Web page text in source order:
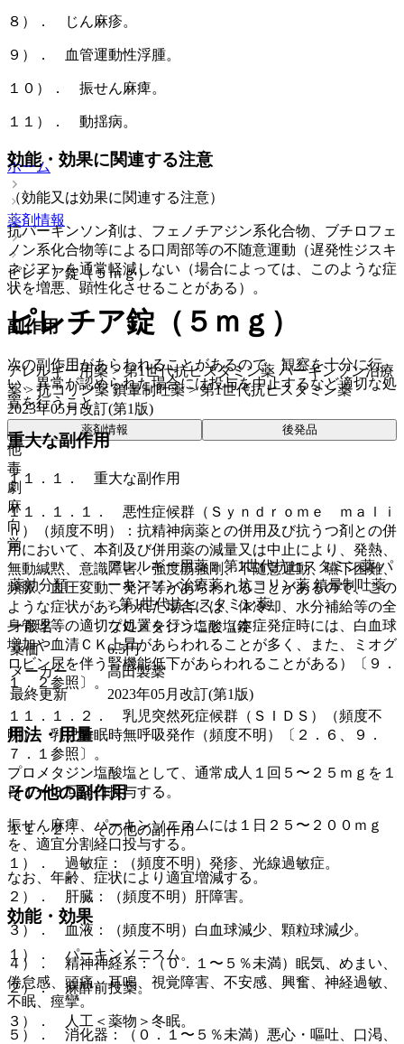
８）． じん麻疹。
９）． 血管運動性浮腫。
１０）． 振せん麻痺。
１１）． 動揺病。
効能・効果に関連する注意
（効能又は効果に関連する注意）
抗パーキンソン剤は、フェノチアジン系化合物、ブチロフェ
ノン系化合物等による口周部等の不随意運動（遅発性ジスキ
ネジア）を通常軽減しない（場合によっては、このような症
状を増悪、顕性化させることがある）。
副作用
次の副作用があらわれることがあるので、観察を十分に行
い、異常が認められた場合には投与を中止するなど適切な処
置を行うこと。
重大な副作用
１１．１． 重大な副作用
１１．１．１． 悪性症候群（Ｓｙｎｄｒｏｍｅ ｍａｌｉ
ｎ）（頻度不明）：抗精神病薬との併用及び抗うつ剤との併
用において、本剤及び併用薬の減量又は中止により、発熱、
無動緘黙、意識障害、強度筋強剛、不随意運動、嚥下困難、
頻脈、血圧変動、発汗等があらわれることがあるので、この
ような症状があらわれた場合には、体冷却、水分補給等の全
身管理等の適切な処置を行うこと（本症発症時には、白血球
増加や血清ＣＫ上昇があらわれることが多く、また、ミオグ
ロビン尿を伴う腎機能低下があらわれることがある）〔９．
１．２参照〕。
１１．１．２． 乳児突然死症候群（ＳＩＤＳ）（頻度不
明）、乳児睡眠時無呼吸発作（頻度不明）〔２．６、９．
７．１参照〕。
その他の副作用
１１．２． その他の副作用
１）． 過敏症：（頻度不明）発疹、光線過敏症。
２）． 肝臓：（頻度不明）肝障害。
３）． 血液：（頻度不明）白血球減少、顆粒球減少。
４）． 精神神経系：（０．１〜５％未満）眠気、めまい、
倦怠感、頭痛、耳鳴、視覚障害、不安感、興奮、神経過敏、
不眠、痙攣。
５）． 消化器：（０．１〜５％未満）悪心・嘔吐、口渇、
ホーム
薬剤情報
ピレチア錠（５ｍｇ）
ピレチア錠（５ｍｇ）
アレルギー用薬 > 第1世代抗ヒスタミン薬 パーキンソン治療
薬 > 抗コリン薬 鎮暈制吐薬 > 第1世代抗ヒスタミン薬
2023年05月改訂(第1版)
薬剤情報 後発品
他
毒
劇
麻
向
覚
薬効分類
アレルギー用薬 > 第1世代抗ヒスタミン薬 パ
ーキンソン治療薬 > 抗コリン薬 鎮暈制吐薬
> 第1世代抗ヒスタミン薬
一般名
プロメタジン塩酸塩錠
薬価
6.5円
メーカー
高田製薬
最終更新
2023年05月改訂(第1版)
用法・用量
プロメタジン塩酸塩として、通常成人１回５〜２５ｍｇを１
日１〜３回経口投与する。
振せん麻痺、パーキンソニスムには１日２５〜２００ｍｇ
を、適宜分割経口投与する。
なお、年齢、症状により適宜増減する。
効能・効果
１）． パーキンソニスム。
２）． 麻酔前投薬。
３）． 人工＜薬物＞冬眠。